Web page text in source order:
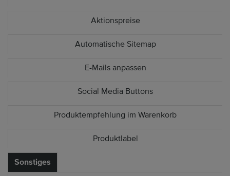
Aktionspreise
Automatische Sitemap
E-Mails anpassen
Social Media Buttons
Produktempfehlung im Warenkorb
Produktlabel
Sonstiges